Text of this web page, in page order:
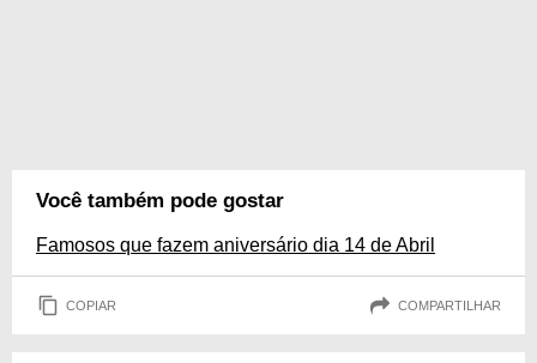
Você também pode gostar
Famosos que fazem aniversário dia 14 de Abril
COPIAR COMPARTILHAR